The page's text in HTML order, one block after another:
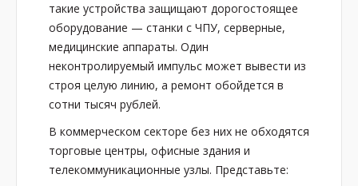
такие устройства защищают дорогостоящее
оборудование — станки с ЧПУ, серверные,
медицинские аппараты. Один
неконтролируемый импульс может вывести из
строя целую линию, а ремонт обойдется в
сотни тысяч рублей.
В коммерческом секторе без них не обходятся
торговые центры, офисные здания и
телекоммуникационные узлы. Представьте: